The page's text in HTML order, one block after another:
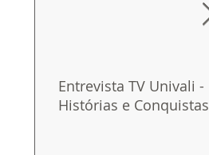
Entrevista TV Univali -
Histórias e Conquistas